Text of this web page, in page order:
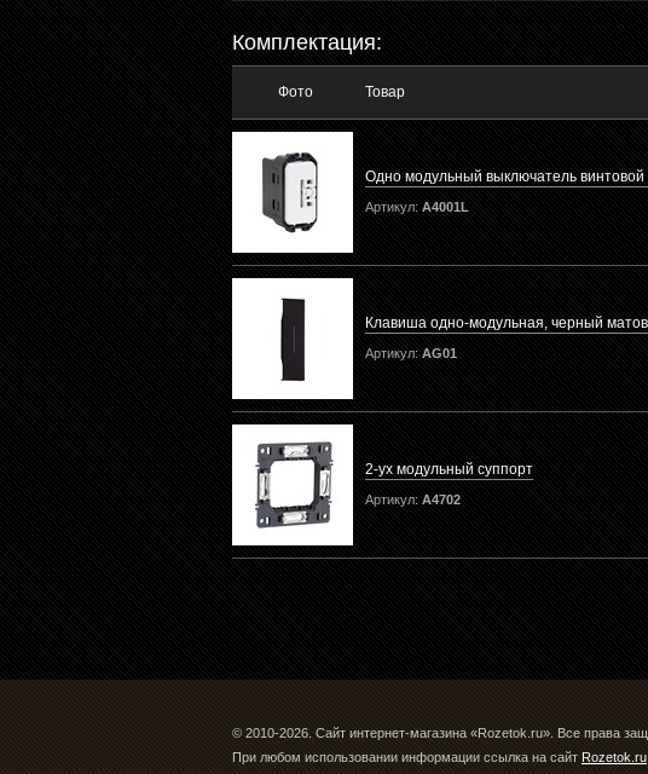
Комплектация:
Фото Товар
Одно модульный выключатель винтовой
Артикул: A4001L
Клавиша одно-модульная, черный
Артикул: AG01
2-ух модульный суппорт
Артикул: A4702
© 2010-2026. Сайт интернет-магазина «Rozetok.ru». Все права
При любом использовании информации ссылка на сайт Rozetok.ru